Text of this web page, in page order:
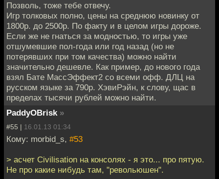
Позволь, тоже тебе отвечу.
Игр толковых полно, цены на среднюю новинку от
1800р. до 2500р. По факту и в целом игры дороже.
Если же не гнаться за модностью, то игры уже
отшумевшие пол-года или год назад (но не
потерявших при том качества) можно найти
значительно дешевле. Как пример, до нового года
взял Бате МассЭффект2 со всеми офф. ДЛЦ на
русском языке за 790р. ХэвиРэйн, к слову, щас в
пределах тысячи рублей можно найти.
PaddyOBrisk »
#55 | 16.01.13 01:34
Кому: morbid_s, #53
> асчет Civilisation на консолях - я это... про пятую.
Не про какие нибудь там, "револьюшен".